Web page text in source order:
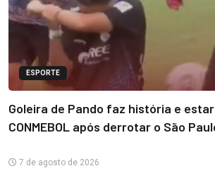
ESPORTE
Goleira de Pando faz história e
CONMEBOL após derrotar o São
7 de agosto de 2026